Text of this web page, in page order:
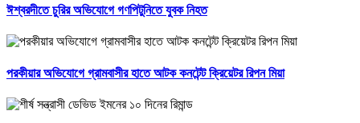
ঈশ্বরদীতে চুরির অভিযোগে গণপিটুনিতে যুবক নিহত
পরকীয়ার অভিযোগে গ্রামবাসীর হাতে আটক কনটেন্ট ক্রিয়েটর রিপন মিয়া